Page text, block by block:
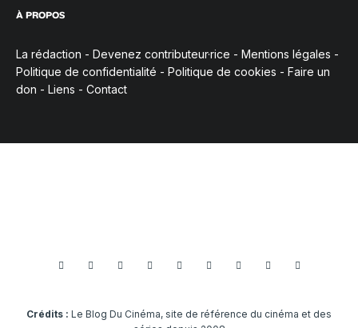
À PROPOS
La rédaction - Devenez contributeur·rice - Mentions légales -
Politique de confidentialité - Politique de cookies - Faire un
don - Liens - Contact
Crédits : Le Blog Du Cinéma, site de référence du cinéma et des